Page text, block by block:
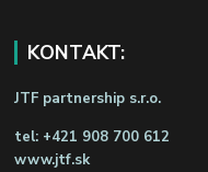
KONTAKT:
JTF partnership s.r.o.
tel: +421 908 700 612
www.jtf.sk